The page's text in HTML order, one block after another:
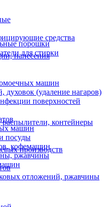
порошки
для стирки
средства
нанесения
машин
духовок (удаление нагаров)
поверхностей
машин
посуды
кофемашин
ржавчины
контейнеры
производств
отложений, ржавчины